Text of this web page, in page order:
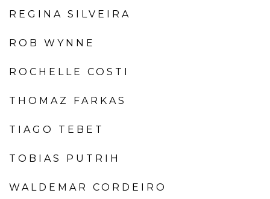
REGINA SILVEIRA
ROB WYNNE
ROCHELLE COSTI
THOMAZ FARKAS
TIAGO TEBET
TOBIAS PUTRIH
WALDEMAR CORDEIRO